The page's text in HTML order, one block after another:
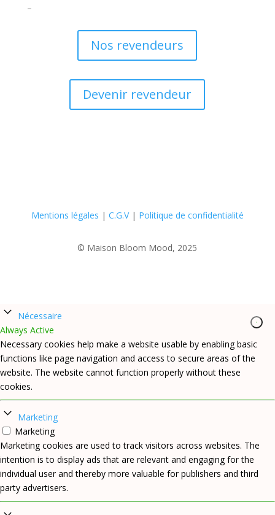
Nos revendeurs
Devenir revendeur
Mentions légales | C.G.V| Politique de confidentialité
© Maison Bloom Mood, 2025
Nécessaire
Always Active
Necessary cookies help make a website usable by enabling basic
functions like page navigation and access to secure areas of the
website. The website cannot function properly without these
cookies.
Marketing
Marketing
Marketing cookies are used to track visitors across websites. The
intention is to display ads that are relevant and engaging for the
individual user and thereby more valuable for publishers and third
party advertisers.